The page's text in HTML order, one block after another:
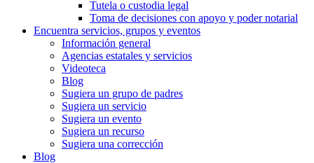
Tutela o custodia legal
Toma de decisiones con apoyo y poder notarial
Encuentra servicios, grupos y eventos
Información general
Agencias estatales y servicios
Videoteca
Blog
Sugiera un grupo de padres
Sugiera un servicio
Sugiera un evento
Sugiera un recurso
Sugiera una corrección
Blog